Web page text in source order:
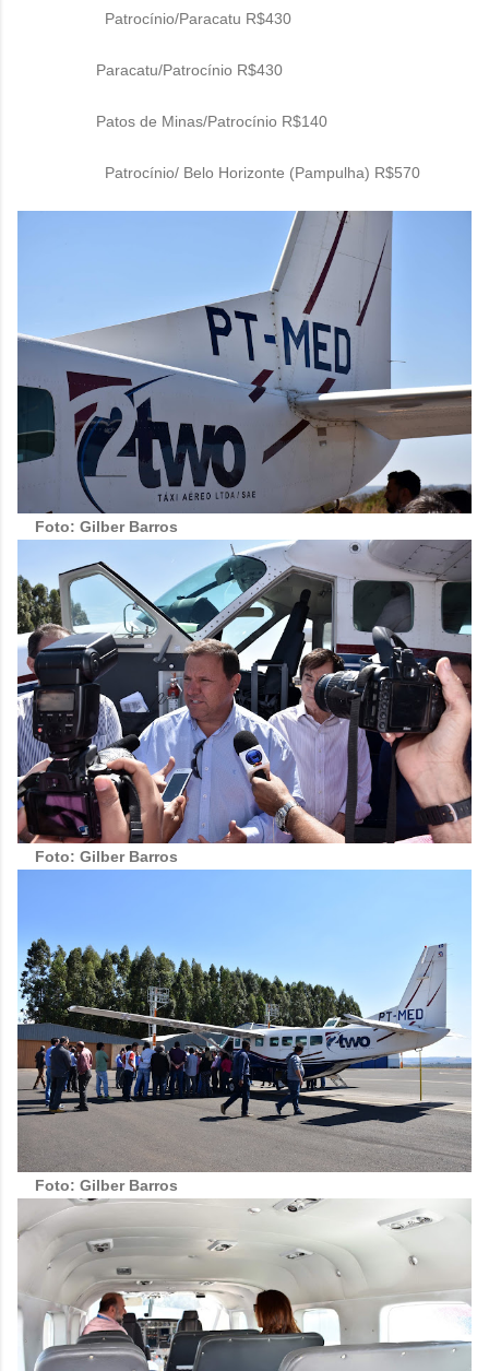
Patrocínio/Paracatu R$430
Paracatu/Patrocínio R$430
Patos de Minas/Patrocínio R$140
Patrocínio/ Belo Horizonte (Pampulha) R$570
Foto: Gilber Barros
Foto: Gilber Barros
Foto: Gilber Barros